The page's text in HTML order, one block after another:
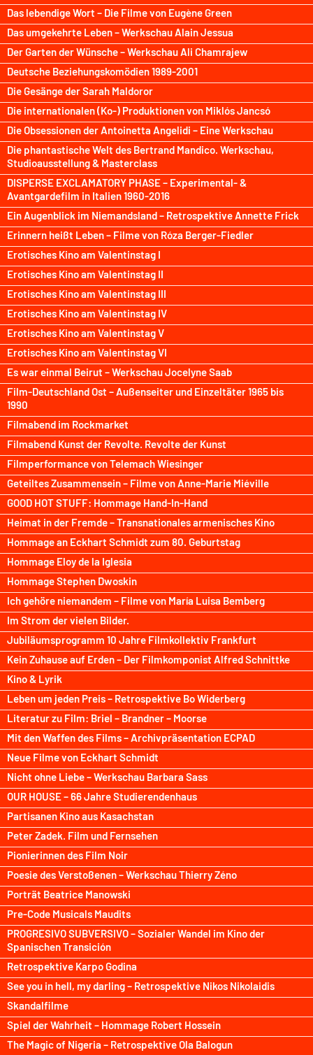
Das lebendige Wort – Die Filme von Eugène Green
Das umgekehrte Leben – Werkschau Alain Jessua
Der Garten der Wünsche – Werkschau Ali Chamrajew
Deutsche Beziehungskomödien 1989-2001
Die Gesänge der Sarah Maldoror
Die internationalen (Ko-) Produktionen von Miklós Jancsó
Die Obsessionen der Antoinetta Angelidi – Eine Werkschau
Die phantastische Welt des Bertrand Mandico. Werkschau,
Studioausstellung & Masterclass
DISPERSE EXCLAMATORY PHASE – Experimental- &
Avantgardefilm in Italien 1960-2016
Ein Augenblick im Niemandsland – Retrospektive Annette Frick
Erinnern heißt Leben – Filme von Róza Berger-Fiedler
Erotisches Kino am Valentinstag I
Erotisches Kino am Valentinstag II
Erotisches Kino am Valentinstag III
Erotisches Kino am Valentinstag IV
Erotisches Kino am Valentinstag V
Erotisches Kino am Valentinstag VI
Es war einmal Beirut – Werkschau Jocelyne Saab
Film-Deutschland Ost – Außenseiter und Einzeltäter 1965 bis
1990
Filmabend im Rockmarket
Filmabend Kunst der Revolte. Revolte der Kunst
Filmperformance von Telemach Wiesinger
Geteiltes Zusammensein – Filme von Anne-Marie Miéville
GOOD HOT STUFF: Hommage Hand-In-Hand
Heimat in der Fremde – Transnationales armenisches Kino
Hommage an Eckhart Schmidt zum 80. Geburtstag
Hommage Eloy de la Iglesia
Hommage Stephen Dwoskin
Ich gehöre niemandem – Filme von María Luisa Bemberg
Im Strom der vielen Bilder.
Jubiläumsprogramm 10 Jahre Filmkollektiv Frankfurt
Kein Zuhause auf Erden – Der Filmkomponist Alfred Schnittke
Kino & Lyrik
Leben um jeden Preis – Retrospektive Bo Widerberg
Literatur zu Film: Briel – Brandner – Moorse
Mit den Waffen des Films – Archivpräsentation ECPAD
Neue Filme von Eckhart Schmidt
Nicht ohne Liebe – Werkschau Barbara Sass
OUR HOUSE – 66 Jahre Studierendenhaus
Partisanen Kino aus Kasachstan
Peter Zadek. Film und Fernsehen
Pionierinnen des Film Noir
Poesie des Verstoßenen – Werkschau Thierry Zéno
Porträt Beatrice Manowski
Pre-Code Musicals Maudits
PROGRESIVO SUBVERSIVO – Sozialer Wandel im Kino der
Spanischen Transición
Retrospektive Karpo Godina
See you in hell, my darling – Retrospektive Nikos Nikolaidis
Skandalfilme
Spiel der Wahrheit – Hommage Robert Hossein
The Magic of Nigeria – Retrospektive Ola Balogun